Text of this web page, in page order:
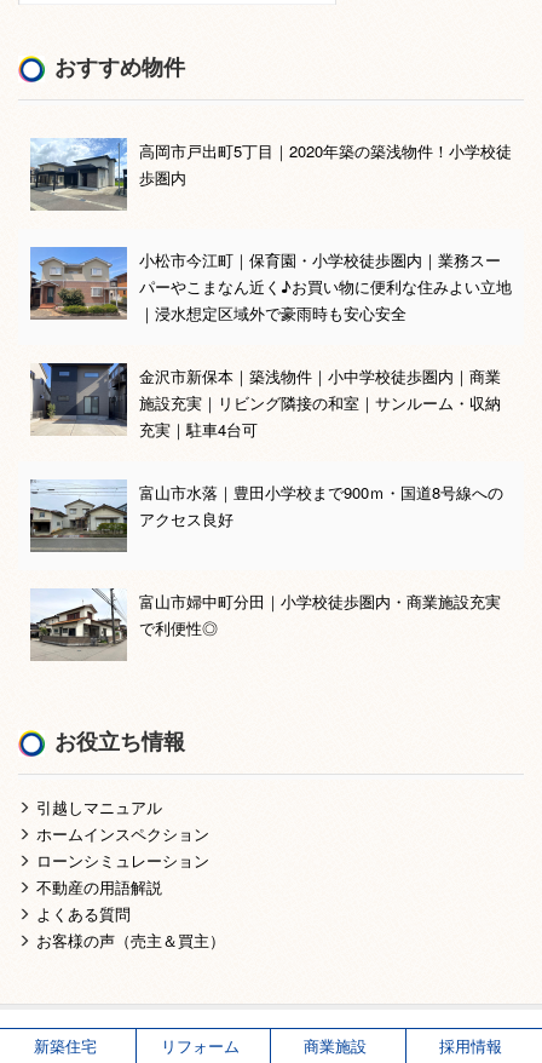
おすすめ物件
高岡市戸出町5丁目｜2020年築の築浅物件！小学校徒
歩圏内
小松市今江町｜保育園・小学校徒歩圏内｜業務スー
パーやこまなん近く♪お買い物に便利な住みよい立地
｜浸水想定区域外で豪雨時も安心安全
金沢市新保本｜築浅物件｜小中学校徒歩圏内｜商業
施設充実｜リビング隣接の和室｜サンルーム・収納
充実｜駐車4台可
富山市水落｜豊田小学校まで900ｍ・国道8号線への
アクセス良好
富山市婦中町分田｜小学校徒歩圏内・商業施設充実
で利便性◎
お役立ち情報
引越しマニュアル
ホームインスペクション
ローンシミュレーション
不動産の用語解説
よくある質問
お客様の声（売主＆買主）
新築住宅 リフォーム 商業施設 採用情報